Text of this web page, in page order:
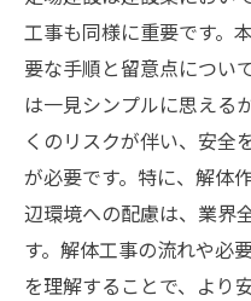
工事も同様に重要です。
要な手順と留意点につい
は一見シンプルに思える
くのリスクが伴い、安全
が必要です。特に、解体
辺環境への配慮は、業界
す。解体工事の流れや必
を理解することで、より